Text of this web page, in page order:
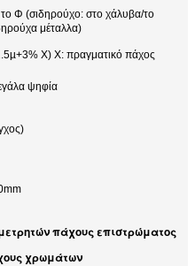
το Φ (σιδηρούχο: στο χάλυβα/το
μέταλλα)
Χ) Χ: πραγματικό πάχος
ψηφία
πάχους επιστρώματος
χρωμάτων